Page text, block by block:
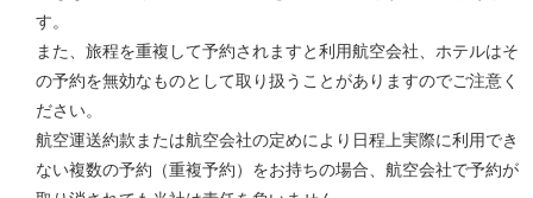
す。
また、旅程を重複して予約されますと利用航空会社、ホテルはそ
の予約を無効なものとして取り扱うことがありますのでご注意く
ださい。
航空運送約款または航空会社の定めにより日程上実際に利用でき
ない複数の予約（重複予約）をお持ちの場合、航空会社で予約が